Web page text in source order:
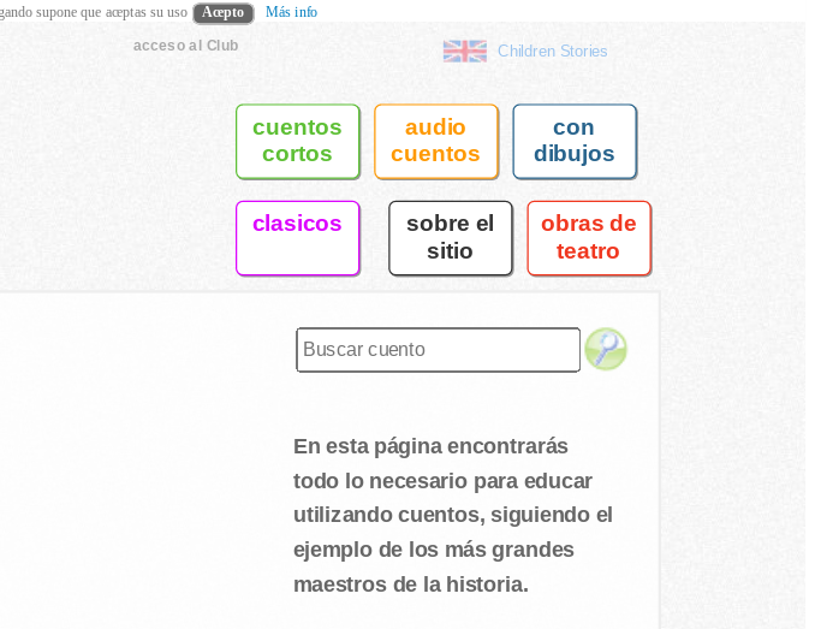
acceso al Club Children Stories
cuentos
cortos
audio
cuentos
con
dibujos
clasicos sobre el
sitio
obras de
teatro
En esta página encontrarás
todo lo necesario para educar
utilizando cuentos, siguiendo el
ejemplo de los más grandes
maestros de la historia.
supone que aceptas su uso Acepto Más info